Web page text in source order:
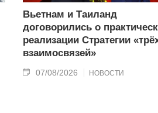
Вьетнам и Таиланд
договорились о
реализации Стратегии
взаимосвязей»
07/08/2026 НОВОСТИ